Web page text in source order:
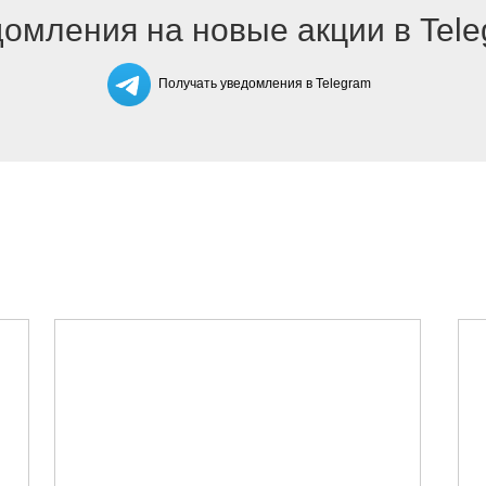
на новые акции в
Получать уведомления в Telegram